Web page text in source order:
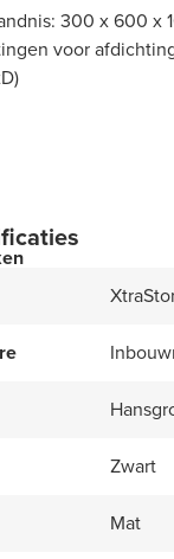
300 x 600 x
voor
Zwart
Mat